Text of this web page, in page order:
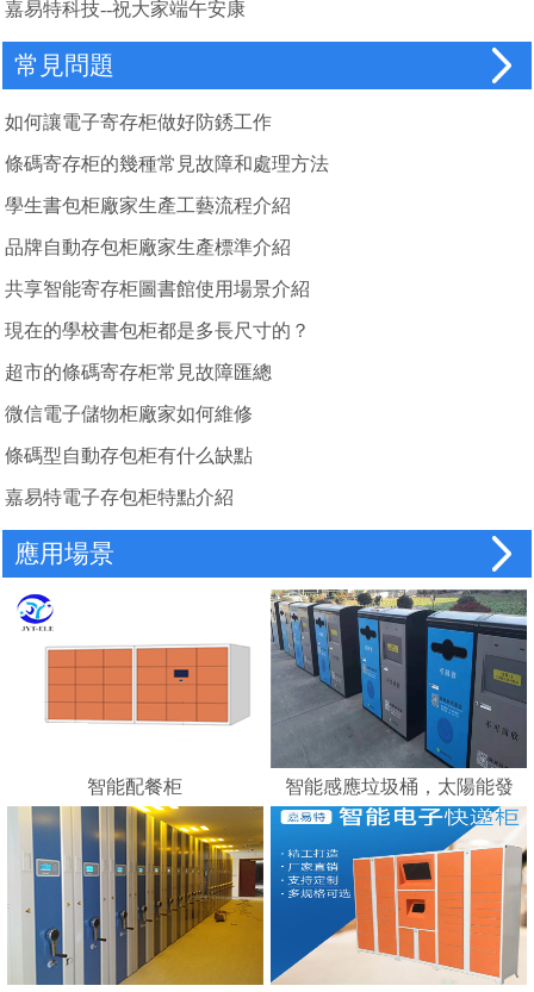
嘉易特科技--祝大家端午安康
常見問題
如何讓電子寄存柜做好防銹工作
條碼寄存柜的幾種常見故障和處理方法
學生書包柜廠家生產工藝流程介紹
品牌自動存包柜廠家生產標準介紹
共享智能寄存柜圖書館使用場景介紹
現在的學校書包柜都是多長尺寸的？
超市的條碼寄存柜常見故障匯總
微信電子儲物柜廠家如何維修
條碼型自動存包柜有什么缺點
嘉易特電子存包柜特點介紹
應用場景
智能配餐柜
智能感應垃圾桶，太陽能發
電，智能垃圾分類的好幫手
---蘇州嘉易特電子科技有限
公司